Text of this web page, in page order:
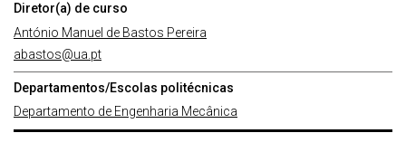
Diretor(a) de curso
António Manuel de Bastos Pereira
abastos@ua.pt
Departamentos/Escolas politécnicas
Departamento de Engenharia Mecânica